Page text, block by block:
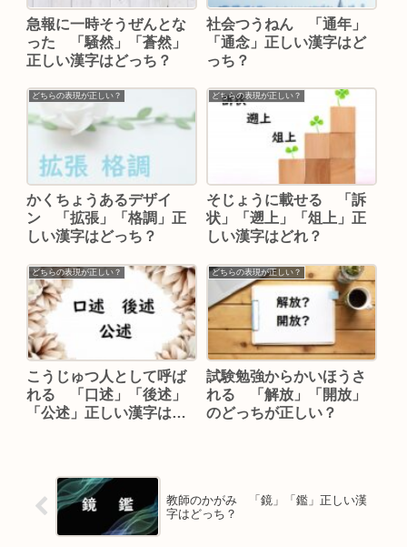
急報に一時そうぜんとな
った 「騒然」「蒼然」
正しい漢字はどっち？
社会つうねん 「通年」
「通念」正しい漢字はど
っち？
どちらの表現が正しい？
かくちょうあるデザイ
ン 「拡張」「格調」正
しい漢字はどっち？
どちらの表現が正しい？
そじょうに載せる 「訴
状」「遡上」「俎上」正
しい漢字はどれ？
どちらの表現が正しい？
こうじゅつ人として呼ば
れる 「口述」「後述」
「公述」正しい漢字はど
どちらの表現が正しい？
試験勉強からかいほうさ
れる 「解放」「開放」
のどっちが正しい？
教師のかがみ 「鏡」「鑑」正しい漢
字はどっち？